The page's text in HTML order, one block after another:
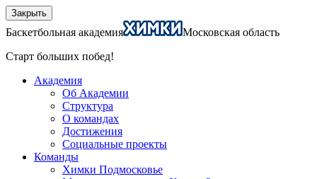
Закрыть
Баскетбольная академия
Московская область
Старт больших побед!
Академия
Об Академии
Структура
О командах
Достижения
Социальные проекты
Команды
Химки Подмосковье